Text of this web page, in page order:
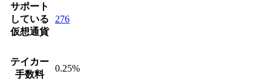
サポート
している
仮想通貨
276
テイカー
手数料
0.25%